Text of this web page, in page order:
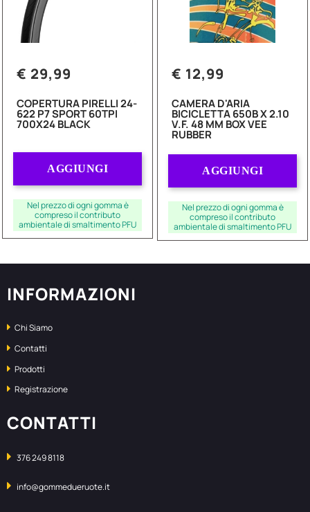
€ 29,99
COPERTURA PIRELLI 24-
622 P7 SPORT 60TPI
700X24 BLACK
AGGIUNGI
Nel prezzo di ogni gomma è
compreso il contributo
ambientale di smaltimento PFU
€ 12,99
CAMERA D'ARIA
BICICLETTA 650B X 2.10
V.F. 48 MM BOX VEE
RUBBER
AGGIUNGI
Nel prezzo di ogni gomma è
compreso il contributo
ambientale di smaltimento PFU
INFORMAZIONI
Chi Siamo
Contatti
Prodotti
Registrazione
CONTATTI
376 249 8118
info@gommedueruote.it